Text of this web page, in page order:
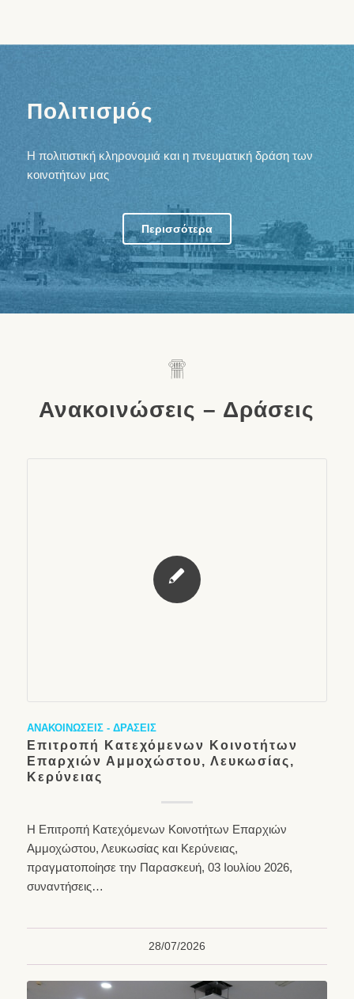
Πολιτισμός
Η πολιτιστική κληρονομιά και η πνευματική δράση των
κοινοτήτων μας
Περισσότερα
Ανακοινώσεις – Δράσεις
ΑΝΑΚΟΙΝΩΣΕΙΣ - ΔΡΑΣΕΙΣ
Επιτροπή Κατεχόμενων Κοινοτήτων
Επαρχιών Αμμοχώστου, Λευκωσίας,
Κερύνειας
Η Επιτροπή Κατεχόμενων Κοινοτήτων Επαρχιών
Αμμοχώστου, Λευκωσίας και Κερύνειας,
πραγματοποίησε την Παρασκευή, 03 Ιουλίου 2026,
συναντήσεις…
28/07/2026